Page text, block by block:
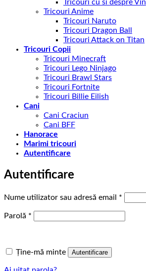
Tricouri cu si despre Vin
Tricouri Anime
Tricouri Naruto
Tricouri Dragon Ball
Tricouri Attack on Titan
Tricouri Copii
Tricouri Minecraft
Tricouri Lego Ninjago
Tricouri Brawl Stars
Tricouri Fortnite
Tricouri Billie Eilish
Cani
Cani Craciun
Cani BFF
Hanorace
Marimi tricouri
Autentificare
Autentificare
Nume utilizator sau adresă email *
Parolă *
Ține-mă minte Autentificare